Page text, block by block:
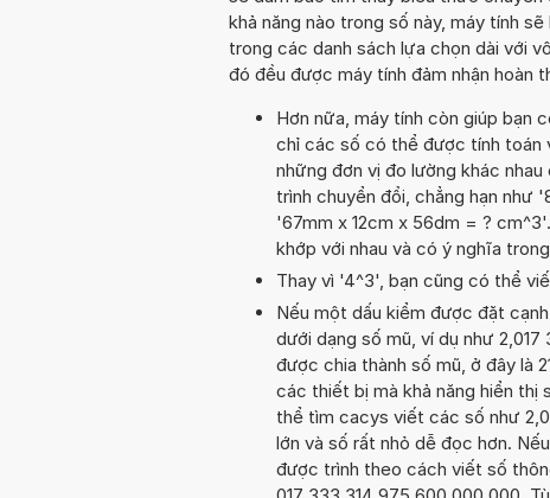
khả năng nào trong số này, máy tính
trong các danh sách lựa chọn dài với
đó đều được máy tính đảm nhận hoàn
Hơn nữa, máy tính còn giúp bạn
chỉ các số có thể được tính toán
những đơn vị đo lường khác
trình chuyển đổi, chẳng hạn
'67mm x 12cm x 56dm = ?
khớp với nhau và có ý nghĩa
Thay vì '4^3', bạn cũng có thể
Nếu một dấu kiểm được đặt
dưới dạng số mũ, ví dụ như 2,017
được chia thành số mũ, ở đây là
các thiết bị mà khả năng hiển thị
thể tìm cacys viết các số như
lớn và số rất nhỏ dễ đọc hơn.
được trình theo cách viết số